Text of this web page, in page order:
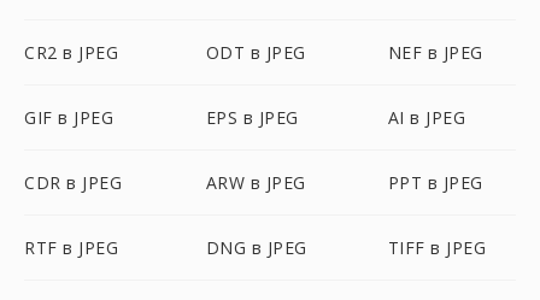
CR2 в JPEG ODT в JPEG NEF в JPEG
GIF в JPEG EPS в JPEG AI в JPEG
CDR в JPEG ARW в JPEG PPT в JPEG
RTF в JPEG DNG в JPEG TIFF в JPEG